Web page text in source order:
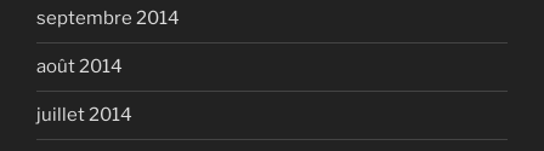
septembre 2014
août 2014
juillet 2014